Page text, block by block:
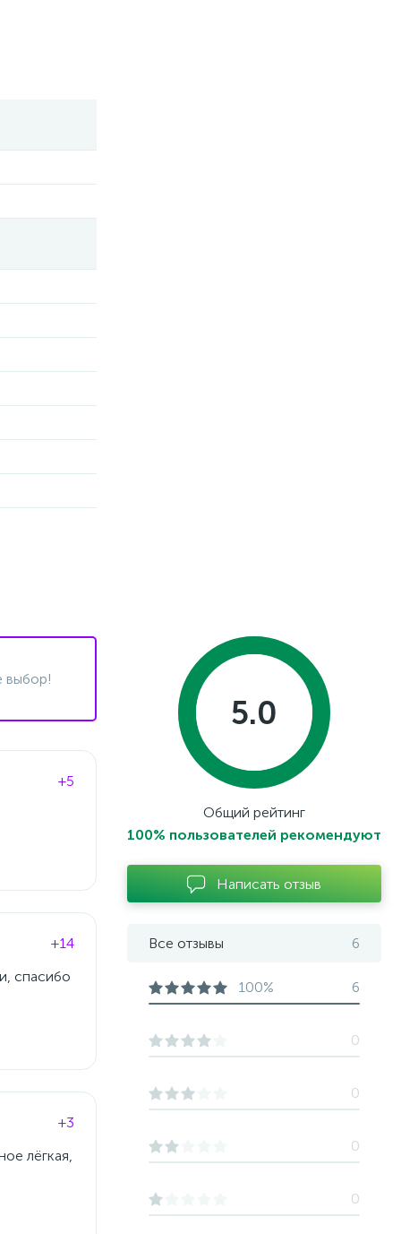
выбор!
+5
+14
спасибо
+3
лёгкая,
5.0
Общий рейтинг
100% пользователей рекомендуют
Написать отзыв
Все отзывы 6
100% 6
0
0
0
0